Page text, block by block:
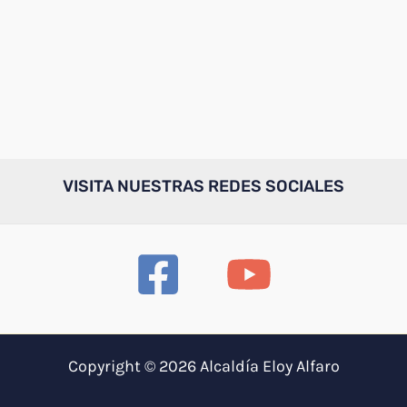
VISITA NUESTRAS REDES SOCIALES
Copyright © 2026 Alcaldía Eloy Alfaro